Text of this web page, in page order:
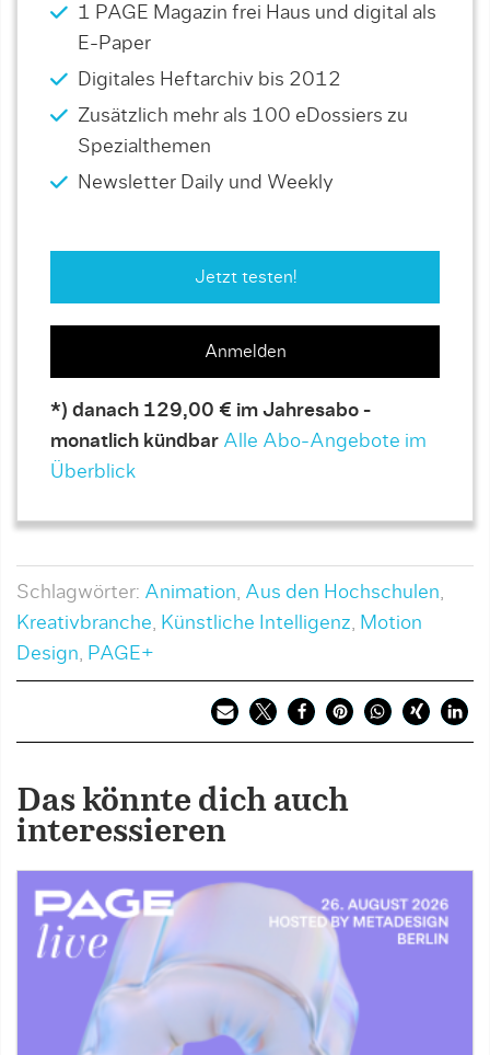
1 PAGE Magazin frei Haus und digital als
E-Paper
Digitales Heftarchiv bis 2012
Zusätzlich mehr als 100 eDossiers zu
Spezialthemen
Newsletter Daily und Weekly
Jetzt testen!
Anmelden
*) danach 129,00 € im Jahresabo -
monatlich kündbar Alle Abo-Angebote im
Überblick
Schlagwörter: Animation, Aus den Hochschulen,
Kreativbranche, Künstliche Intelligenz, Motion
Design, PAGE+
Das könnte dich auch
interessieren